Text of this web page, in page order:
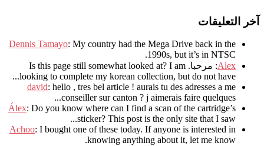
آخر التعليقات
Dennis Tamayo: My country had the Mega Drive back in the
1990s, but it’s in NTSC
.
Alex: مرحبا. Is this page still somewhat looked at? I am
looking to complete my korean collection, but do not have..
.
david: hello , tres bel article ! aurais tu des adresses a me
conseiller sur canton ? j aimerais faire quelques..
.
Álex: Do you know where can I find a scan of the cartridge’s
sticker? This post is the only site that I saw...
Achoo: I bought one of these today. If anyone is interested in
knowing anything about it, let me know.